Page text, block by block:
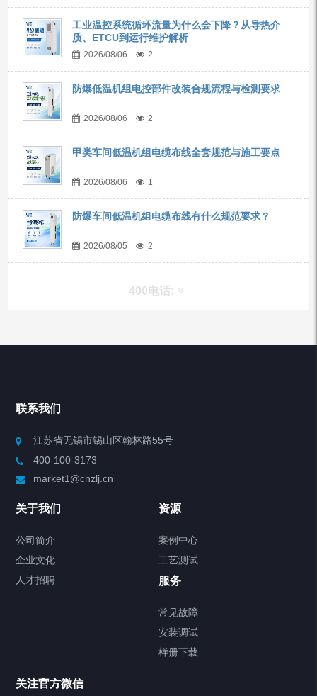
工业温控系统循环流量为什么会下降？从导热介
质、ETCU到运行维护解析
2026/08/06 2
防爆低温机组电控部件改装合规流程与检测要求
2026/08/06 2
甲类车间低温机组电缆布线全套规范与施工要点
2026/08/06 1
防爆车间低温机组电缆布线有什么规范要求？
2026/08/05 2
400电话:
产品分类
制冷加热动态控温系统
Chiller气体控温系统
Chamber试验箱
联系我们
江苏省无锡市锡山区翰林路55号
400-100-3173
market1@cnzlj.cn
关于我们
公司简介
企业文化
人才招聘
资源
案例中心
工艺测试
服务
常见故障
安装调试
样册下载
关注官方微信